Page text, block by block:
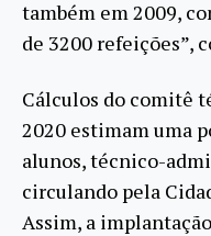
também em 2009,
de 3200 refeições”,
Cálculos do comitê
2020 estimam uma
alunos, técnico-
circulando pela
Assim, a